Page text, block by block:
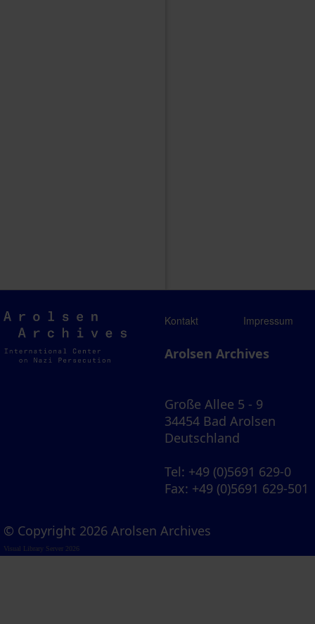
Arolsen
Archives
Kontakt Impressum
Arolsen Archives
Große Allee 5 - 9
34454 Bad Arolsen
Deutschland
Tel: +49 (0)5691 629-0
Fax: +49 (0)5691 629-501
© Copyright 2026 Arolsen Archives
Visual Library Server 2026